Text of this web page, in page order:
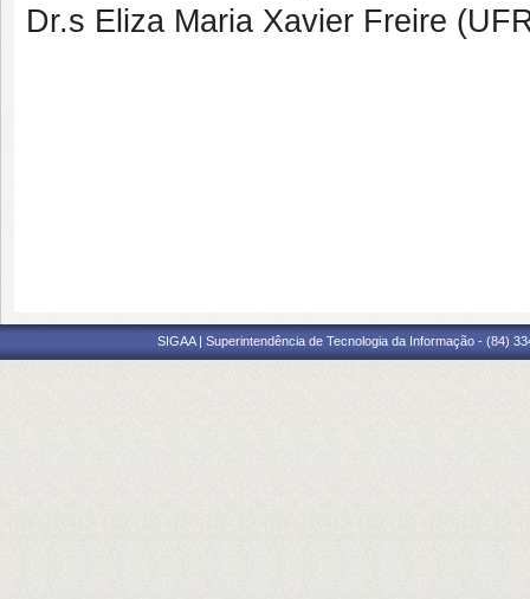
Dr.s Eliza Maria Xavier Freire
SIGAA | Superintendência de Tecnologia da Informação - (84)